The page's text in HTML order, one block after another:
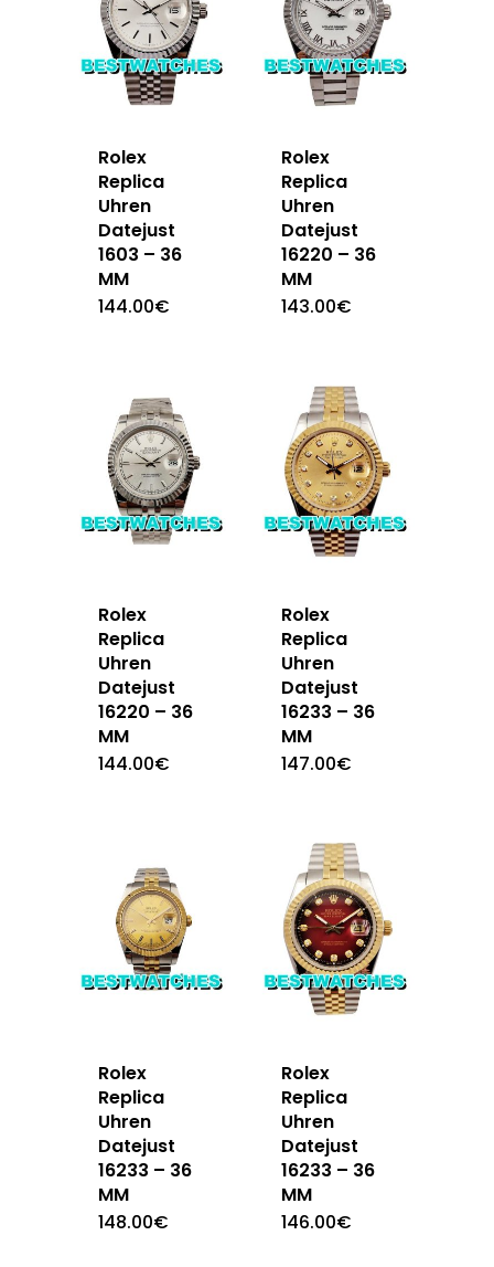
Rolex
Replica
Uhren
Datejust
1603 – 36
MM
144.00€
Rolex
Replica
Uhren
Datejust
16220 – 36
MM
143.00€
Rolex
Replica
Uhren
Datejust
16220 – 36
MM
144.00€
Rolex
Replica
Uhren
Datejust
16233 – 36
MM
147.00€
Rolex
Replica
Uhren
Datejust
16233 – 36
MM
148.00€
Rolex
Replica
Uhren
Datejust
16233 – 36
MM
146.00€